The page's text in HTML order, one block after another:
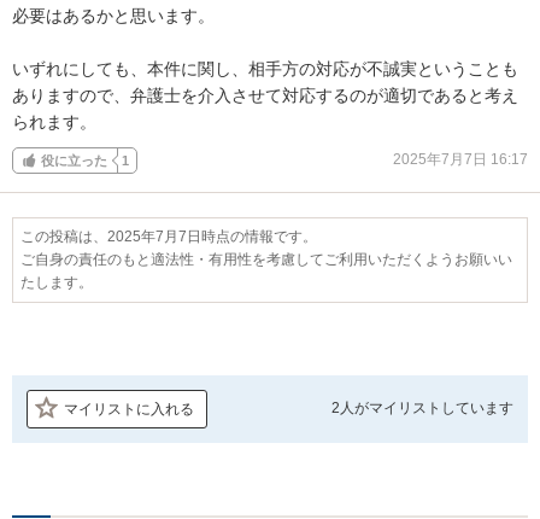
必要はあるかと思います。
いずれにしても、本件に関し、相手方の対応が不誠実ということも
ありますので、弁護士を介入させて対応するのが適切であると考え
られます。
役に立った 1 2025年7月7日 16:17
この投稿は、2025年7月7日時点の情報です。
ご自身の責任のもと適法性・有用性を考慮してご利用いただくようお願いい
たします。
マイリストに入れる 2人がマイリストしています